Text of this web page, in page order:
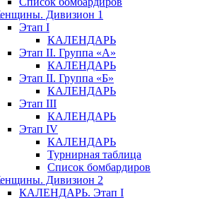
Дивизион 1
Этап I
КАЛЕНДАРЬ
Этап II. Группа «А»
КАЛЕНДАРЬ
Этап II. Группа «Б»
КАЛЕНДАРЬ
Этап III
КАЛЕНДАРЬ
Этап IV
КАЛЕНДАРЬ
Турнирная таблица
Список бомбардиров
Дивизион 2
КАЛЕНДАРЬ. Этап I